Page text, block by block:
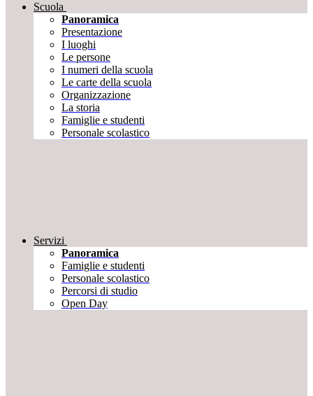
Scuola
Panoramica
Presentazione
I luoghi
Le persone
I numeri della scuola
Le carte della scuola
Organizzazione
La storia
Famiglie e studenti
Personale scolastico
Servizi
Panoramica
Famiglie e studenti
Personale scolastico
Percorsi di studio
Open Day